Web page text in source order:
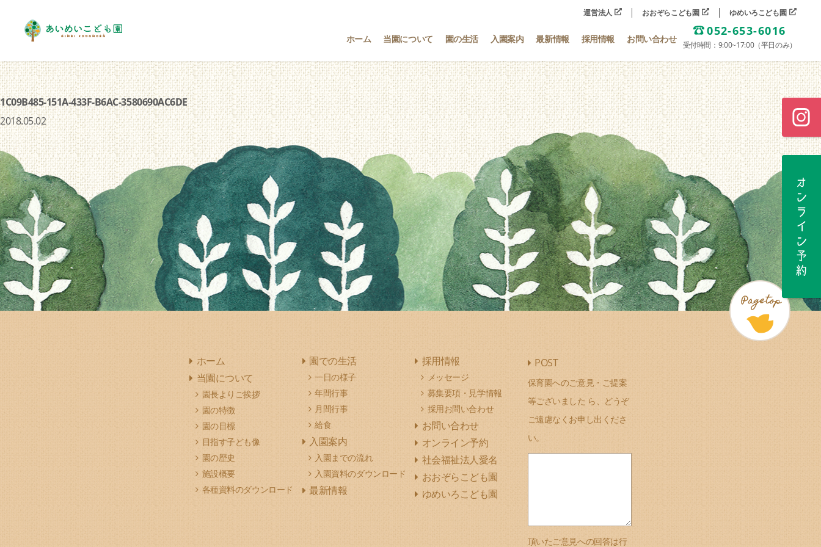
運営法人 おおぞらこども園 ゆめいろこども園
ホーム 当園について 園の生活 入園案内 最新情報 採用情報 お問い合わせ
052-653-6016
受付時間：9:00~17:00（平日のみ）
1C09B485-151A-433F-B6AC-3580690AC6DE
2018.05.02
ホーム
当園について
園長よりご挨拶
園の特徴
園の目標
目指す子ども像
園の歴史
施設概要
各種資料のダウンロード
園での生活
一日の様子
年間行事
月間行事
給食
入園案内
入園までの流れ
入園資料のダウンロード
最新情報
採用情報
メッセージ
募集要項・見学情報
採用お問い合わせ
お問い合わせ
オンライン予約
社会福祉法人愛名
おおぞらこども園
ゆめいろこども園
POST
保育園へのご意見・ご提案
等ございました ら、どうぞ
ご遠慮なくお申し出くださ
い。
頂いたご意見への回答は行